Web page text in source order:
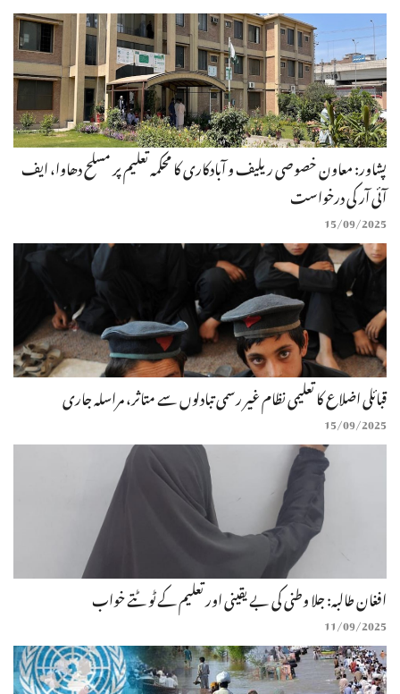
پشاور: معاون خصوصی ریلیف و آبادکاری کا محکمہ تعلیم پر مسلح دھاوا، ایف
آئی آر کی درخواست
15/09/2025
قبائلی اضلاع کا تعلیمی نظام غیر رسمی تبادلوں سے متاثر، مراسلہ جاری
15/09/2025
افغان طالبہ: جلا وطنی کی بے یقینی اور تعلیم کے ٹوٹتے خواب
11/09/2025